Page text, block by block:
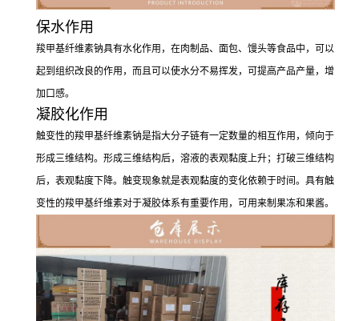
保水作用
羧甲基纤维素钠具有水化作用，在肉制品、面包、馒头等食品中，可以
起到组织改良的作用，而且可以使水分不易挥发，可提高产品产量，增
加口感。
凝胶化作用
触变性的羧甲基纤维素钠是指大分子链有一定数量的相互作用，倾向于
形成三维结构。形成三维结构后，溶液的表观黏度上升；打破三维结构
后，表观黏度下降。触变现象就是表观黏度的变化依赖于时间。具有触
变性的羧甲基纤维素对于凝胶体系有重要作用，可用来制果冻和果酱。